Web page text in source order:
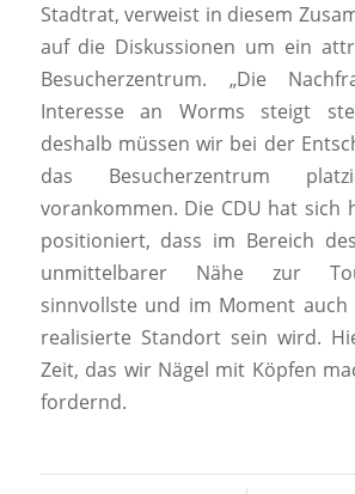
Stadtrat, verweist in diesem
auf die Diskussionen um ein
Besucherzentrum. „Die
Interesse an Worms steigt
deshalb müssen wir bei der
das Besucherzentrum
vorankommen. Die CDU hat sich
positioniert, dass im Bereich
unmittelbarer Nähe zur
sinnvollste und im Moment auch
realisierte Standort sein wird.
Zeit, das wir Nägel mit Köpfen
fordernd.